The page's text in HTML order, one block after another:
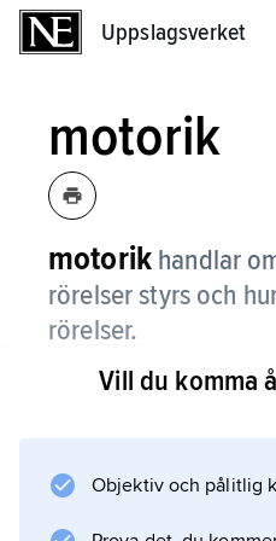
Uppslagsverket
motorik
motorik handlar
rörelser styrs och
rörelser.
Man delar ofta in
vara så exakta, tlll
Vill du komma
Objektiv och pålitlig